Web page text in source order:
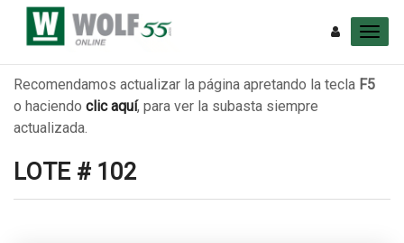
Recomendamos actualizar la página apretando la tecla F5
o haciendo clic aquí, para ver la subasta siempre
actualizada.
LOTE # 102